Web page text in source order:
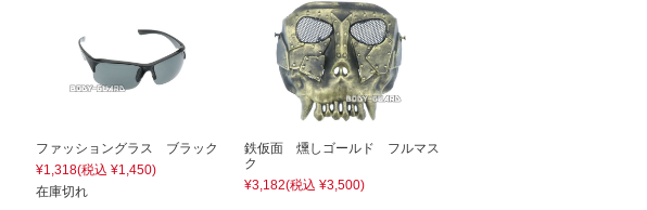
ファッショングラス ブラック
¥1,318(税込 ¥1,450)
在庫切れ
鉄仮面 燻しゴールド フルマス
ク
¥3,182(税込 ¥3,500)